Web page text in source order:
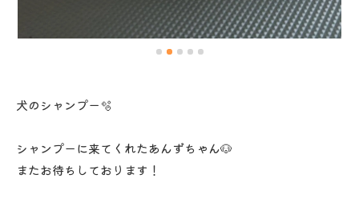
犬のシャンプー🫧
シャンプーに来てくれたあんずちゃん🐶
またお待ちしております！